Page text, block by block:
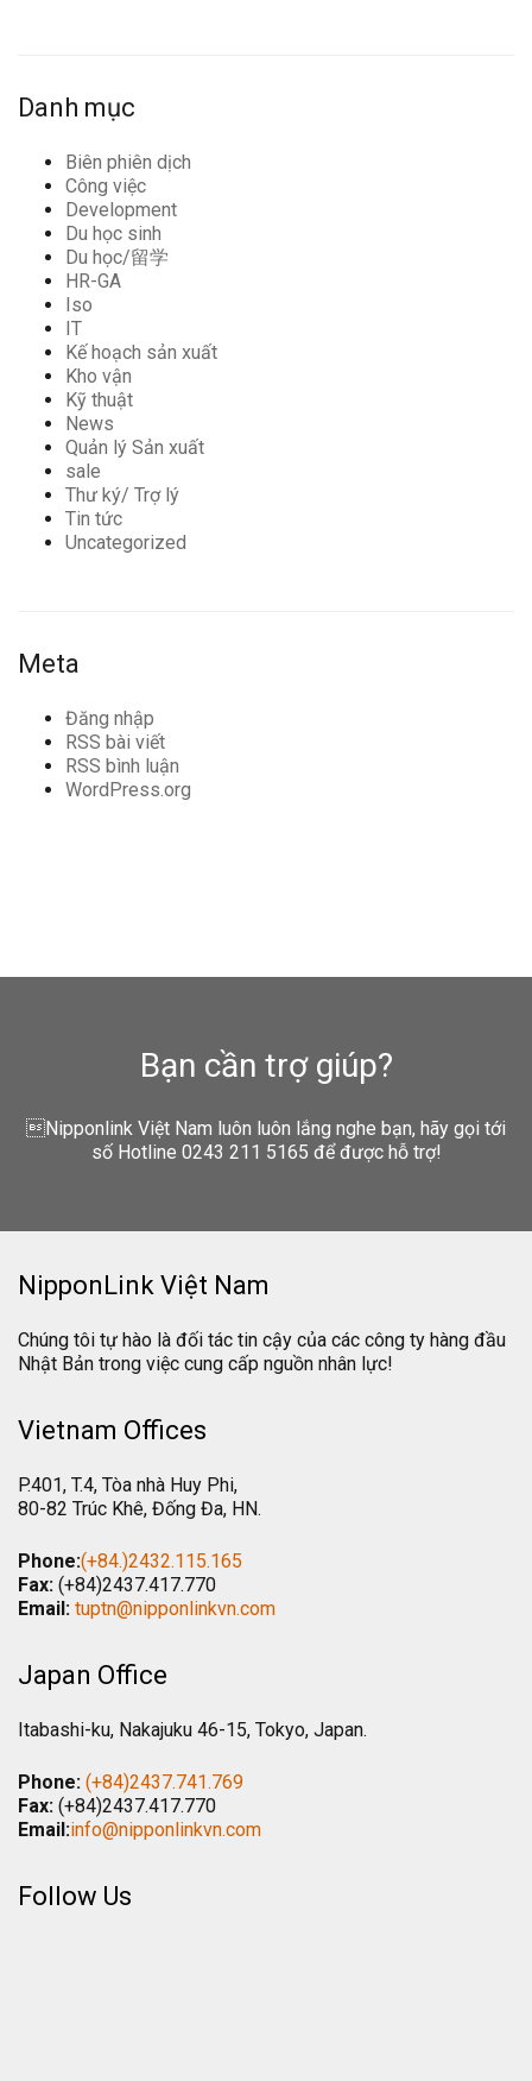
Danh mục
Biên phiên dịch
Công việc
Development
Du học sinh
Du học/留学
HR-GA
Iso
IT
Kế hoạch sản xuất
Kho vận
Kỹ thuật
News
Quản lý Sản xuất
sale
Thư ký/ Trợ lý
Tin tức
Uncategorized
Meta
Đăng nhập
RSS bài viết
RSS bình luận
WordPress.org
Bạn cần trợ giúp?
Nipponlink Việt Nam luôn luôn lắng nghe bạn, hãy gọi tới
số Hotline 0243 211 5165 để được hỗ trợ!
NipponLink Việt Nam
Chúng tôi tự hào là đối tác tin cậy của các công ty hàng đầu
Nhật Bản trong việc cung cấp nguồn nhân lực!
Vietnam Offices
P.401, T.4, Tòa nhà Huy Phi,
80-82 Trúc Khê, Đống Đa, HN.
Phone:(+84.)2432.115.165
Fax: (+84)2437.417.770
Email: tuptn@nipponlinkvn.com
Japan Office
Itabashi-ku, Nakajuku 46-15, Tokyo, Japan.
Phone: (+84)2437.741.769
Fax: (+84)2437.417.770
Email:info@nipponlinkvn.com
Follow Us